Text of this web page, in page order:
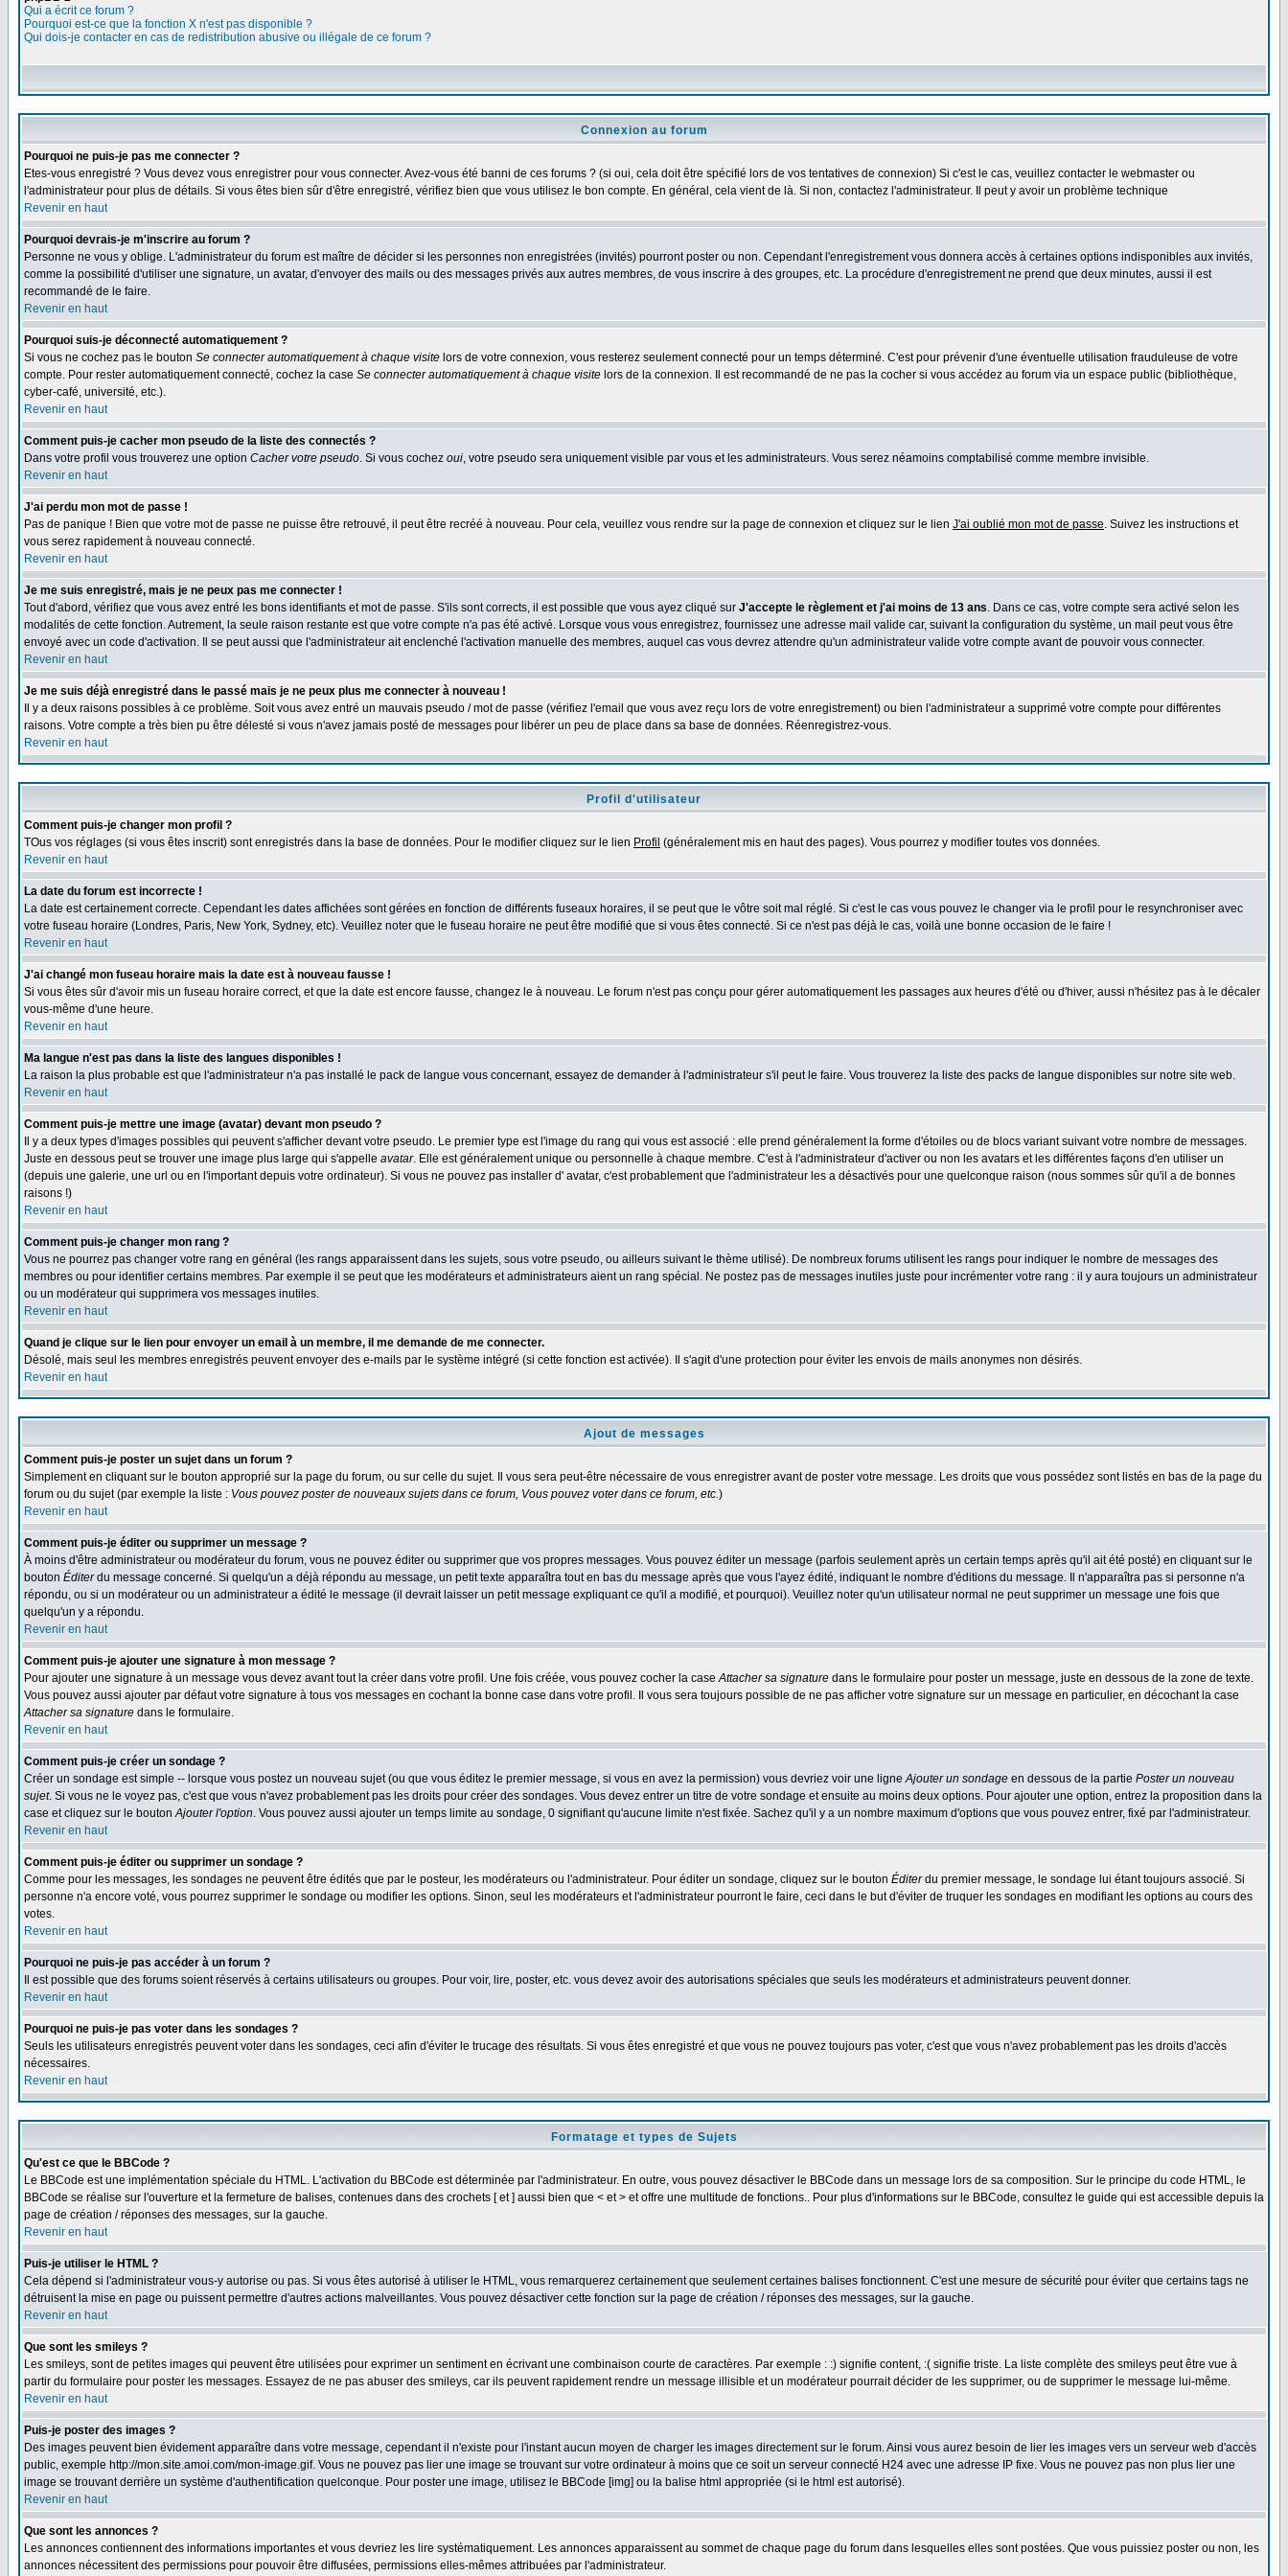
Qui a écrit ce forum ?
Pourquoi est-ce que la fonction X n'est pas disponible ?
Qui dois-je contacter en cas de redistribution abusive ou illégale de ce forum ?
Connexion au forum
Pourquoi ne puis-je pas me connecter ?
Etes-vous enregistré ? Vous devez vous enregistrer pour vous connecter. Avez-vous été banni de ces forums ? (si oui, cela doit être spécifié lors de vos tentatives de connexion) Si c'est le cas, veuillez contacter le webmaster ou
l'administrateur pour plus de détails. Si vous êtes bien sûr d'être enregistré, vérifiez bien que vous utilisez le bon compte. En général, cela vient de là. Si non, contactez l'administrateur. Il peut y avoir un problème technique
Revenir en haut
Pourquoi devrais-je m'inscrire au forum ?
Personne ne vous y oblige. L'administrateur du forum est maître de décider si les personnes non enregistrées (invités) pourront poster ou non. Cependant l'enregistrement vous donnera accès à certaines options indisponibles aux invités,
comme la possibilité d'utiliser une signature, un avatar, d'envoyer des mails ou des messages privés aux autres membres, de vous inscrire à des groupes, etc. La procédure d'enregistrement ne prend que deux minutes, aussi il est
recommandé de le faire.
Revenir en haut
Pourquoi suis-je déconnecté automatiquement ?
Si vous ne cochez pas le bouton Se connecter automatiquement à chaque visite lors de votre connexion, vous resterez seulement connecté pour un temps déterminé. C'est pour prévenir d'une éventuelle utilisation frauduleuse de votre
compte. Pour rester automatiquement connecté, cochez la case Se connecter automatiquement à chaque visite lors de la connexion. Il est recommandé de ne pas la cocher si vous accédez au forum via un espace public (bibliothèque,
cyber-café, université, etc.).
Revenir en haut
Comment puis-je cacher mon pseudo de la liste des connectés ?
Dans votre profil vous trouverez une option Cacher votre pseudo. Si vous cochez oui, votre pseudo sera uniquement visible par vous et les administrateurs. Vous serez néamoins comptabilisé comme membre invisible.
Revenir en haut
J'ai perdu mon mot de passe !
Pas de panique ! Bien que votre mot de passe ne puisse être retrouvé, il peut être recréé à nouveau. Pour cela, veuillez vous rendre sur la page de connexion et cliquez sur le lien J'ai oublié mon mot de passe. Suivez les instructions et
vous serez rapidement à nouveau connecté.
Revenir en haut
Je me suis enregistré, mais je ne peux pas me connecter !
Tout d'abord, vérifiez que vous avez entré les bons identifiants et mot de passe. S'ils sont corrects, il est possible que vous ayez cliqué sur J'accepte le règlement et j'ai moins de 13 ans. Dans ce cas, votre compte sera activé selon les
modalités de cette fonction. Autrement, la seule raison restante est que votre compte n'a pas été activé. Lorsque vous vous enregistrez, fournissez une adresse mail valide car, suivant la configuration du système, un mail peut vous être
envoyé avec un code d'activation. Il se peut aussi que l'administrateur ait enclenché l'activation manuelle des membres, auquel cas vous devrez attendre qu'un administrateur valide votre compte avant de pouvoir vous connecter.
Revenir en haut
Je me suis déjà enregistré dans le passé mais je ne peux plus me connecter à nouveau !
Il y a deux raisons possibles à ce problème. Soit vous avez entré un mauvais pseudo / mot de passe (vérifiez l'email que vous avez reçu lors de votre enregistrement) ou bien l'administrateur a supprimé votre compte pour différentes
raisons. Votre compte a très bien pu être délesté si vous n'avez jamais posté de messages pour libérer un peu de place dans sa base de données. Réenregistrez-vous.
Revenir en haut
Profil d'utilisateur
Comment puis-je changer mon profil ?
TOus vos réglages (si vous êtes inscrit) sont enregistrés dans la base de données. Pour le modifier cliquez sur le lien Profil (généralement mis en haut des pages). Vous pourrez y modifier toutes vos données.
Revenir en haut
La date du forum est incorrecte !
La date est certainement correcte. Cependant les dates affichées sont gérées en fonction de différents fuseaux horaires, il se peut que le vôtre soit mal réglé. Si c'est le cas vous pouvez le changer via le profil pour le resynchroniser avec
votre fuseau horaire (Londres, Paris, New York, Sydney, etc). Veuillez noter que le fuseau horaire ne peut être modifié que si vous êtes connecté. Si ce n'est pas déjà le cas, voilà une bonne occasion de le faire !
Revenir en haut
J'ai changé mon fuseau horaire mais la date est à nouveau fausse !
Si vous êtes sûr d'avoir mis un fuseau horaire correct, et que la date est encore fausse, changez le à nouveau. Le forum n'est pas conçu pour gérer automatiquement les passages aux heures d'été ou d'hiver, aussi n'hésitez pas à le décaler
vous-même d'une heure.
Revenir en haut
Ma langue n'est pas dans la liste des langues disponibles !
La raison la plus probable est que l'administrateur n'a pas installé le pack de langue vous concernant, essayez de demander à l'administrateur s'il peut le faire. Vous trouverez la liste des packs de langue disponibles sur notre site web.
Revenir en haut
Comment puis-je mettre une image (avatar) devant mon pseudo ?
Il y a deux types d'images possibles qui peuvent s'afficher devant votre pseudo. Le premier type est l'image du rang qui vous est associé : elle prend généralement la forme d'étoiles ou de blocs variant suivant votre nombre de messages.
Juste en dessous peut se trouver une image plus large qui s'appelle avatar. Elle est généralement unique ou personnelle à chaque membre. C'est à l'administrateur d'activer ou non les avatars et les différentes façons d'en utiliser un
(depuis une galerie, une url ou en l'important depuis votre ordinateur). Si vous ne pouvez pas installer d' avatar, c'est probablement que l'administrateur les a désactivés pour une quelconque raison (nous sommes sûr qu'il a de bonnes
raisons !)
Revenir en haut
Comment puis-je changer mon rang ?
Vous ne pourrez pas changer votre rang en général (les rangs apparaissent dans les sujets, sous votre pseudo, ou ailleurs suivant le thème utilisé). De nombreux forums utilisent les rangs pour indiquer le nombre de messages des
membres ou pour identifier certains membres. Par exemple il se peut que les modérateurs et administrateurs aient un rang spécial. Ne postez pas de messages inutiles juste pour incrémenter votre rang : il y aura toujours un administrateur
ou un modérateur qui supprimera vos messages inutiles.
Revenir en haut
Quand je clique sur le lien pour envoyer un email à un membre, il me demande de me connecter.
Désolé, mais seul les membres enregistrés peuvent envoyer des e-mails par le système intégré (si cette fonction est activée). Il s'agit d'une protection pour éviter les envois de mails anonymes non désirés.
Revenir en haut
Ajout de messages
Comment puis-je poster un sujet dans un forum ?
Simplement en cliquant sur le bouton approprié sur la page du forum, ou sur celle du sujet. Il vous sera peut-être nécessaire de vous enregistrer avant de poster votre message. Les droits que vous possédez sont listés en bas de la page du
forum ou du sujet (par exemple la liste : Vous pouvez poster de nouveaux sujets dans ce forum, Vous pouvez voter dans ce forum, etc.)
Revenir en haut
Comment puis-je éditer ou supprimer un message ?
À moins d'être administrateur ou modérateur du forum, vous ne pouvez éditer ou supprimer que vos propres messages. Vous pouvez éditer un message (parfois seulement après un certain temps après qu'il ait été posté) en cliquant sur le
bouton Éditerdu message concerné. Si quelqu'un a déjà répondu au message, un petit texte apparaîtra tout en bas du message après que vous l'ayez édité, indiquant le nombre d'éditions du message. Il n'apparaîtra pas si personne n'a
répondu, ou si un modérateur ou un administrateur a édité le message (il devrait laisser un petit message expliquant ce qu'il a modifié, et pourquoi). Veuillez noter qu'un utilisateur normal ne peut supprimer un message une fois que
quelqu'un y a répondu.
Revenir en haut
Comment puis-je ajouter une signature à mon message ?
Pour ajouter une signature à un message vous devez avant tout la créer dans votre profil. Une fois créée, vous pouvez cocher la caseAttacher sa signature dans le formulaire pour poster un message, juste en dessous de la zone de texte.
Vous pouvez aussi ajouter par défaut votre signature à tous vos messages en cochant la bonne case dans votre profil. Il vous sera toujours possible de ne pas afficher votre signature sur un message en particulier, en décochant la case
Attacher sa signature dans le formulaire.
Revenir en haut
Comment puis-je créer un sondage ?
Créer un sondage est simple -- lorsque vous postez un nouveau sujet (ou que vous éditez le premier message, si vous en avez la permission) vous devriez voir une ligneAjouter un sondage en dessous de la partie Poster un nouveau
sujet. Si vous ne le voyez pas, c'est que vous n'avez probablement pas les droits pour créer des sondages. Vous devez entrer un titre de votre sondage et ensuite au moins deux options. Pour ajouter une option, entrez la proposition dans la
case et cliquez sur le boutonAjouter l'option. Vous pouvez aussi ajouter un temps limite au sondage, 0 signifiant qu'aucune limite n'est fixée. Sachez qu'il y a un nombre maximum d'options que vous pouvez entrer, fixé par l'administrateur.
Revenir en haut
Comment puis-je éditer ou supprimer un sondage ?
Comme pour les messages, les sondages ne peuvent être édités que par le posteur, les modérateurs ou l'administrateur. Pour éditer un sondage, cliquez sur le bouton Éditerdu premier message, le sondage lui étant toujours associé. Si
personne n'a encore voté, vous pourrez supprimer le sondage ou modifier les options. Sinon, seul les modérateurs et l'administrateur pourront le faire, ceci dans le but d'éviter de truquer les sondages en modifiant les options au cours des
votes.
Revenir en haut
Pourquoi ne puis-je pas accéder à un forum ?
Il est possible que des forums soient réservés à certains utilisateurs ou groupes. Pour voir, lire, poster, etc. vous devez avoir des autorisations spéciales que seuls les modérateurs et administrateurs peuvent donner.
Revenir en haut
Pourquoi ne puis-je pas voter dans les sondages ?
Seuls les utilisateurs enregistrés peuvent voter dans les sondages, ceci afin d'éviter le trucage des résultats. Si vous êtes enregistré et que vous ne pouvez toujours pas voter, c'est que vous n'avez probablement pas les droits d'accès
nécessaires.
Revenir en haut
Formatage et types de Sujets
Qu'est ce que le BBCode ?
Le BBCode est une implémentation spéciale du HTML. L'activation du BBCode est déterminée par l'administrateur. En outre, vous pouvez désactiver le BBCode dans un message lors de sa composition. Sur le principe du code HTML, le
BBCode se réalise sur l'ouverture et la fermeture de balises, contenues dans des crochets [ et ] aussi bien que < et > et offre une multitude de fonctions.. Pour plus d'informations sur le BBCode, consultez le guide qui est accessible depuis la
page de création / réponses des messages, sur la gauche.
Revenir en haut
Puis-je utiliser le HTML ?
Cela dépend si l'administrateur vous-y autorise ou pas. Si vous êtes autorisé à utiliser le HTML, vous remarquerez certainement que seulement certaines balises fonctionnent. C'est une mesure de sécurité pour éviter que certains tags ne
détruisent la mise en page ou puissent permettre d'autres actions malveillantes. Vous pouvez désactiver cette fonction sur la page de création / réponses des messages, sur la gauche.
Revenir en haut
Que sont les smileys ?
Les smileys, sont de petites images qui peuvent être utilisées pour exprimer un sentiment en écrivant une combinaison courte de caractères. Par exemple : :) signifie content, :( signifie triste. La liste complète des smileys peut être vue à
partir du formulaire pour poster les messages. Essayez de ne pas abuser des smileys, car ils peuvent rapidement rendre un message illisible et un modérateur pourrait décider de les supprimer, ou de supprimer le message lui-même.
Revenir en haut
Puis-je poster des images ?
Des images peuvent bien évidement apparaître dans votre message, cependant il n'existe pour l'instant aucun moyen de charger les images directement sur le forum. Ainsi vous aurez besoin de lier les images vers un serveur web d'accès
public, exemple http://mon.site.amoi.com/mon-image.gif. Vous ne pouvez pas lier une image se trouvant sur votre ordinateur à moins que ce soit un serveur connecté H24 avec une adresse IP fixe. Vous ne pouvez pas non plus lier une
image se trouvant derrière un système d'authentification quelconque. Pour poster une image, utilisez le BBCode [img] ou la balise html appropriée (si le html est autorisé).
Revenir en haut
Que sont les annonces ?
Les annonces contiennent des informations importantes et vous devriez les lire systématiquement. Les annonces apparaissent au sommet de chaque page du forum dans lesquelles elles sont postées. Que vous puissiez poster ou non, les
annonces nécessitent des permissions pour pouvoir être diffusées, permissions elles-mêmes attribuées par l'administrateur.